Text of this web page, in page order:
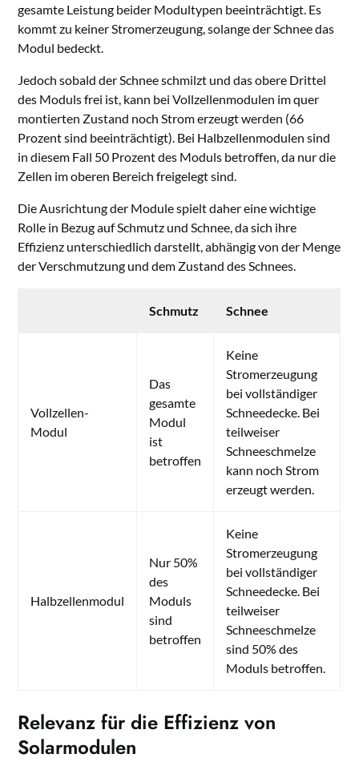
gesamte Leistung beider Modultypen beeinträchtigt. Es
kommt zu keiner Stromerzeugung, solange der Schnee das
Modul bedeckt.
Jedoch sobald der Schnee schmilzt und das obere Drittel
des Moduls frei ist, kann bei Vollzellenmodulen im quer
montierten Zustand noch Strom erzeugt werden (66
Prozent sind beeinträchtigt). Bei Halbzellenmodulen sind
in diesem Fall 50 Prozent des Moduls betroffen, da nur die
Zellen im oberen Bereich freigelegt sind.
Die Ausrichtung der Module spielt daher eine wichtige
Rolle in Bezug auf Schmutz und Schnee, da sich ihre
Effizienz unterschiedlich darstellt, abhängig von der Menge
der Verschmutzung und dem Zustand des Schnees.
Schmutz Schnee
Vollzellen-
Modul
Das
gesamte
Modul
ist
betroffen
Keine
Stromerzeugung
bei vollständiger
Schneedecke. Bei
teilweiser
Schneeschmelze
kann noch Strom
erzeugt werden.
Halbzellenmodul
Nur 50%
des
Moduls
sind
betroffen
Keine
Stromerzeugung
bei vollständiger
Schneedecke. Bei
teilweiser
Schneeschmelze
sind 50% des
Moduls betroffen.
Relevanz für die Effizienz von
Solarmodulen